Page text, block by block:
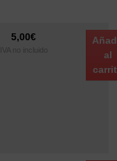
5,00€
IVA no incluido
al